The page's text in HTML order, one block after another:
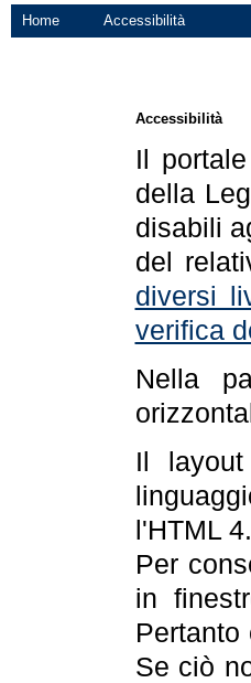
Home Accessibilità
Accessibilità
Il
della
disabili
del
diversi
verifica
Nella
Il
l'HTML
Per
in
Se ciò